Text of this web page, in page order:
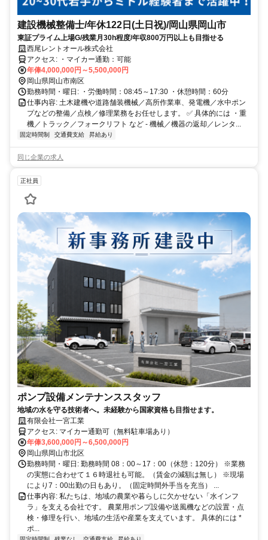
建設機械整備士/年休122日(土日祝)/岡山県岡山市
東証プライム上場G/残業月30h程度/年収800万円以上も目指せる
西尾レントオール株式会社
アクセス: ・マイカー通勤：可能
年俸4,000,000円～5,500,000円
岡山県岡山市南区
勤務時間・曜日: ・労働時間：08:45～17:30 ・休憩時間：60分
仕事内容: 土木建機や道路舗装機械／高所作業車、発電機／水中ポン
プなどの整備／点検／修理業務をお任せします。 ✅ 具体的には ・重
機／トラック／フォークリフト など - 機械／機器の返却／レンタ...
固定時間制 交通費支給 昇給あり
同じ企業の求人
正社員
ポンプ設備メンテナンススタッフ
地域の水を守る技術者へ。未経験から国家資格も目指せます。
有限会社一宮工業
アクセス: マイカー通勤可（無料駐車場あり）
年俸3,600,000円～6,500,000円
岡山県岡山市北区
勤務時間・曜日: 勤務時間 08：00～17：00（休憩：120分） ※業務
の実態に合わせて１６時退社も可能。（賃金の減額は無し） ※現場
により7：00出勤の日もあり。（固定時間外手当を充当） ...
仕事内容: 私たちは、地域の農業や暮らしに欠かせない「水インフ
ラ」を支える会社です。 農業用ポンプ設備や送風機などの設置・点
検・修理を行い、地域の生活や産業を支えています。 具体的には *
ポ...